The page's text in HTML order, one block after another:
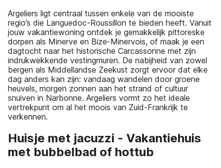
Argeliers ligt centraal tussen enkele van de mooiste
regio’s die Languedoc-Roussillon te bieden heeft. Vanuit
jouw vakantiewoning ontdek je gemakkelijk pittoreske
dorpen als Minerve en Bize-Minervois, of maak je een
dagtocht naar het historische Carcassonne met zijn
indrukwekkende vestingmuren. De nabijheid van zowel
bergen als Middellandse Zeekust zorgt ervoor dat elke
dag anders kan zijn: vandaag wandelen door groene
heuvels, morgen zonnen aan het strand of cultuur
snuiven in Narbonne. Argeliers vormt zo het ideale
vertrekpunt om al het moois van Zuid-Frankrijk te
verkennen.
Huisje met jacuzzi - Vakantiehuis
met bubbelbad of hottub